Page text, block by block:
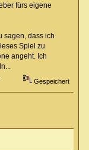
fürs eigene
sagen, dass ich
Spiel zu
angeht. Ich
Gespeichert